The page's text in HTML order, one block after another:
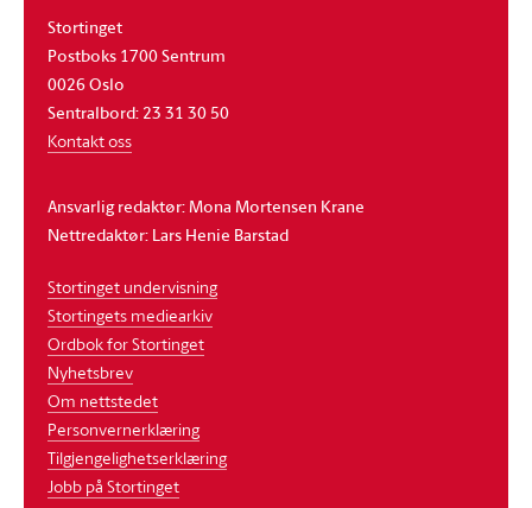
Stortinget
Postboks 1700 Sentrum
0026 Oslo
Sentralbord: 23 31 30 50
Kontakt oss
Ansvarlig redaktør: Mona Mortensen Krane
Nettredaktør: Lars Henie Barstad
Stortinget undervisning
Stortingets mediearkiv
Ordbok for Stortinget
Nyhetsbrev
Om nettstedet
Personvernerklæring
Tilgjengelighetserklæring
Jobb på Stortinget